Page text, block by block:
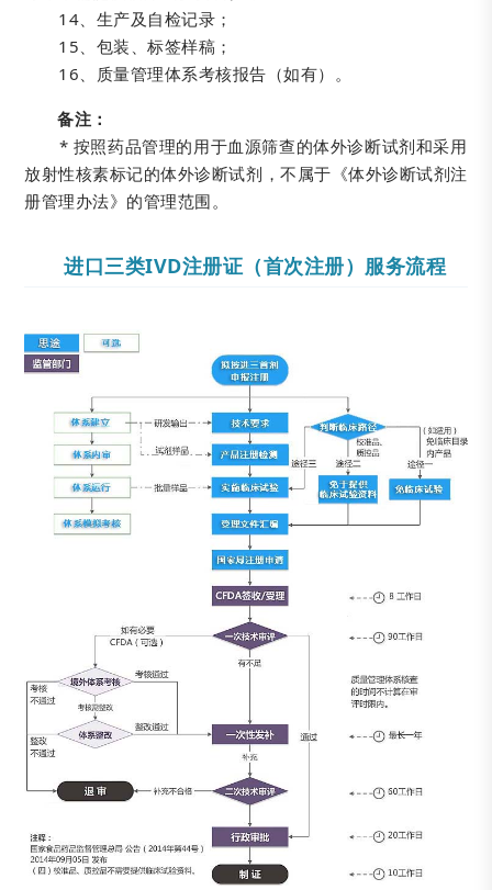
14、生产及自检记录；
15、包装、标签样稿；
16、质量管理体系考核报告（如有）。
备注：
* 按照药品管理的用于血源筛查的体外诊断试剂和采用
放射性核素标记的体外诊断试剂，不属于《体外诊断试剂注
册管理办法》的管理范围。
进口三类IVD注册证（首次注册）服务流程